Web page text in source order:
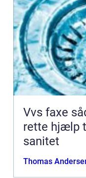
Vvs faxe sådan finder du den
rette hjælp
sanitet
Thomas